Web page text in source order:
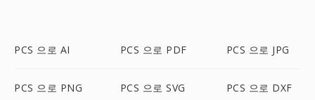
PCS 으로 AI PCS 으로 PDF PCS 으로 JPG
PCS 으로 PNG PCS 으로 SVG PCS 으로 DXF